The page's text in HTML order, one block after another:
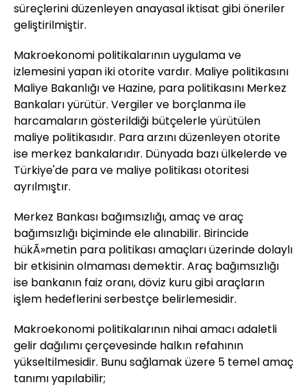
süreçlerini düzenleyen anayasal iktisat gibi öneriler
geliştirilmiştir.
Makroekonomi politikalarının uygulama ve
izlemesini yapan iki otorite vardır. Maliye politikasını
Maliye Bakanlığı ve Hazine, para politikasını Merkez
Bankaları yürütür. Vergiler ve borçlanma ile
harcamaların gösterildiği bütçelerle yürütülen
maliye politikasıdır. Para arzını düzenleyen otorite
ise merkez bankalarıdır. Dünyada bazı ülkelerde ve
Türkiye'de para ve maliye politikası otoritesi
ayrılmıştır.
Merkez Bankası bağımsızlığı, amaç ve araç
bağımsızlığı biçiminde ele alınabilir. Birincide
hükÃ»metin para politikası amaçları üzerinde dolaylı
bir etkisinin olmaması demektir. Araç bağımsızlığı
ise bankanın faiz oranı, döviz kuru gibi araçların
işlem hedeflerini serbestçe belirlemesidir.
Makroekonomi politikalarının nihai amacı adaletli
gelir dağılımı çerçevesinde halkın refahının
yükseltilmesidir. Bunu sağlamak üzere 5 temel amaç
tanımı yapılabilir;